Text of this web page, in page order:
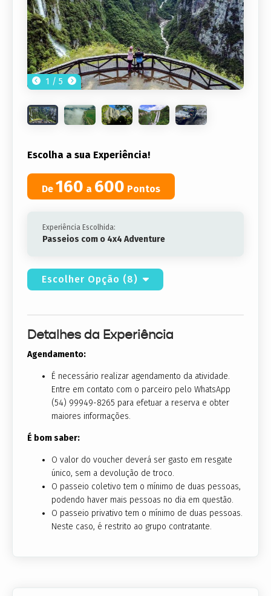
1 / 5
Escolha a sua Experiência!
De 160 a 600 Pontos
Experiência Escolhida:
Passeios com o 4x4 Adventure
Escolher Opção (8)
Detalhes da Experiência
Agendamento:
É necessário realizar agendamento da atividade.
Entre em contato com o parceiro pelo WhatsApp
(54) 99949-8265 para efetuar a reserva e obter
maiores informações.
É bom saber:
O valor do voucher deverá ser gasto em resgate
único, sem a devolução de troco.
O passeio coletivo tem o mínimo de duas pessoas,
podendo haver mais pessoas no dia em questão.
O passeio privativo tem o mínimo de duas pessoas.
Neste caso, é restrito ao grupo contratante.